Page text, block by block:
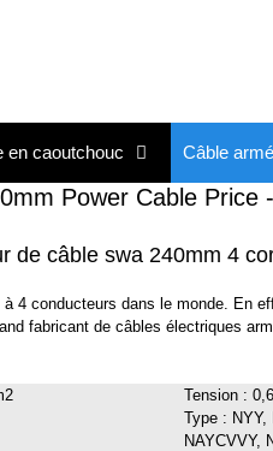
en caoutchouc Câble
Power Cable Price
de câble swa 240mm 4
4 conducteurs dans le monde. En
fabricant de câbles électriques
Tension :
Type : NYY,
NAYCVVY,